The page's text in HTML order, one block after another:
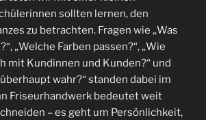
sollten lernen, den
zu betrachten. Fragen wie „Was
„Welche Farben passen?“, „Wie
mit Kundinnen und Kunden?“ und
wahr?“ standen dabei im
Friseurhandwerk bedeutet weit
– es geht um Persönlichkeit,